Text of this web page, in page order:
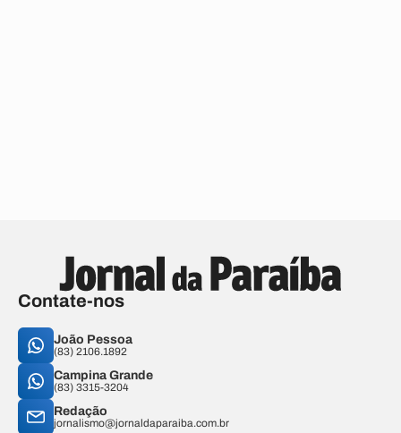
Contate-nos
João Pessoa
(83) 2106.1892
Campina Grande
(83) 3315-3204
Redação
jornalismo@jornaldaparaiba.com.br